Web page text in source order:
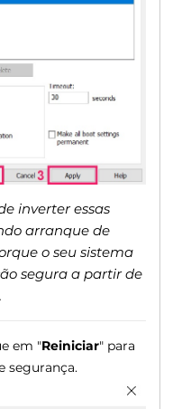
inverter essas
arranque de
o seu sistema
segura a partir de
em "Reiniciar" para
segurança.